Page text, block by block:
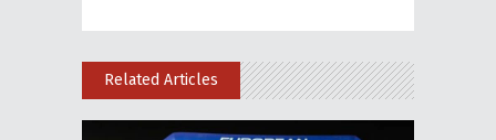
Related Articles